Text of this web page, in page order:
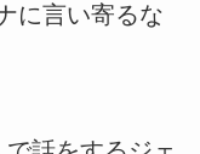
に言い寄るな